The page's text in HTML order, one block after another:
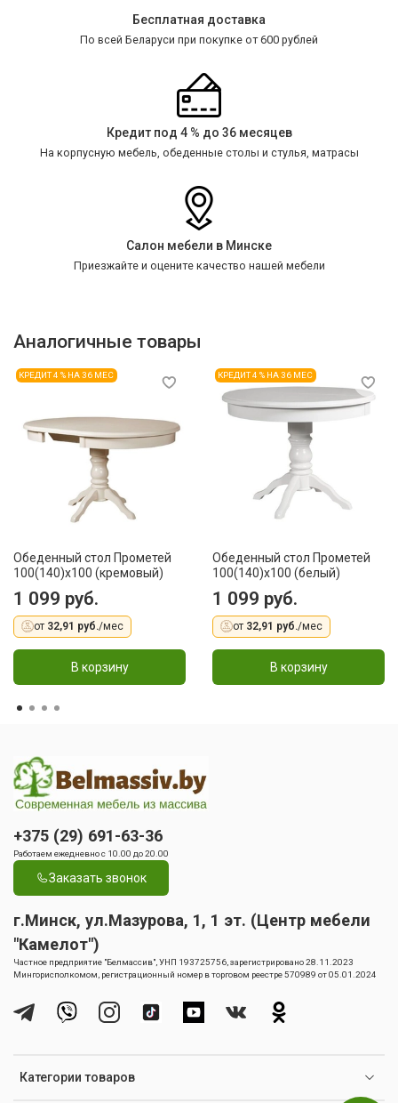
Бесплатная доставка
По всей Беларуси при покупке от 600 рублей
Кредит под 4 % до 36 месяцев
На корпусную мебель, обеденные столы и стулья, матрасы
Салон мебели в Минске
Приезжайте и оцените качество нашей мебели
Аналогичные товары
КРЕДИТ 4 % НА 36 МЕС
Обеденный стол Прометей
100(140)x100 (кремовый)
1 099 руб.
от 32,91 руб./мес
В корзину
КРЕДИТ 4 % НА 36 МЕС
Обеденный стол Прометей
100(140)x100 (белый)
1 099 руб.
от 32,91 руб./мес
В корзину
Категории товаров
+375 (29) 691-63-36
Работаем ежедневно с 10.00 до 20.00
Заказать звонок
г.Минск, ул.Мазурова, 1, 1 эт. (Центр мебели
"Камелот")
Частное предприятие "Белмассив", УНП 193725756, зарегистрировано 28.11.2023
Мингорисполкомом, регистрационный номер в торговом реестре 570989 от 05.01.2024